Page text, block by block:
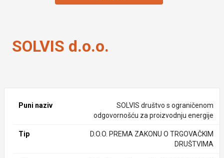
SOLVIS d.o.o.
Puni naziv
SOLVIS društvo s ograničenom
odgovornošću za proizvodnju energije
Tip
D.O.O. PREMA ZAKONU O TRGOVAČKIM
DRUŠTVIMA